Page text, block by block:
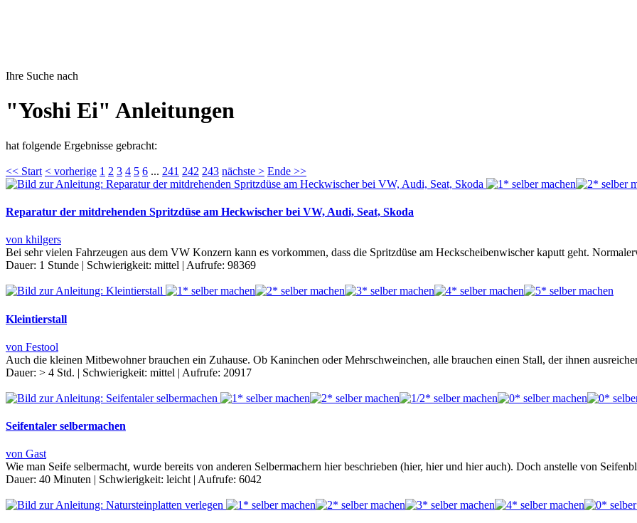
Ihre Suche nach
"Yoshi Ei" Anleitungen
hat folgende Ergebnisse gebracht:
<< Start < vorherige 1 2 3 4 5 6 ... 241 242 243 nächste > Ende >>
Reparatur der mitdrehenden Spritzdüse am Heckwischer bei VW, Audi, Seat, Skoda
von khilgers
Bei sehr vielen Fahrzeugen aus dem VW Konzern kann es vorkommen, dass die Spritzdüse am Heckscheibenwischer kaputt geht.
Dauer: 1 Stunde | Schwierigkeit: mittel | Aufrufe: 98369
Kleintierstall
von Festool
Auch die kleinen Mitbewohner brauchen ein Zuhause. Ob Kaninchen oder Mehrschweinchen, alle brauchen einen Stall, der ihnen
Dauer: > 4 Std. | Schwierigkeit: mittel | Aufrufe: 20917
Seifentaler selbermachen
von Gast
Wie man Seife selbermacht, wurde bereits von anderen Selbermachern hier beschrieben (hier, hier und hier auch). Doch anstelle von
Dauer: 40 Minuten Schwierigkeit: leicht Aufrufe: 6042